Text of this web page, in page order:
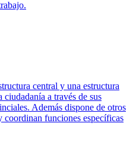
central y una estructura
a través de sus
Además dispone de otros
coordinan funciones específicas